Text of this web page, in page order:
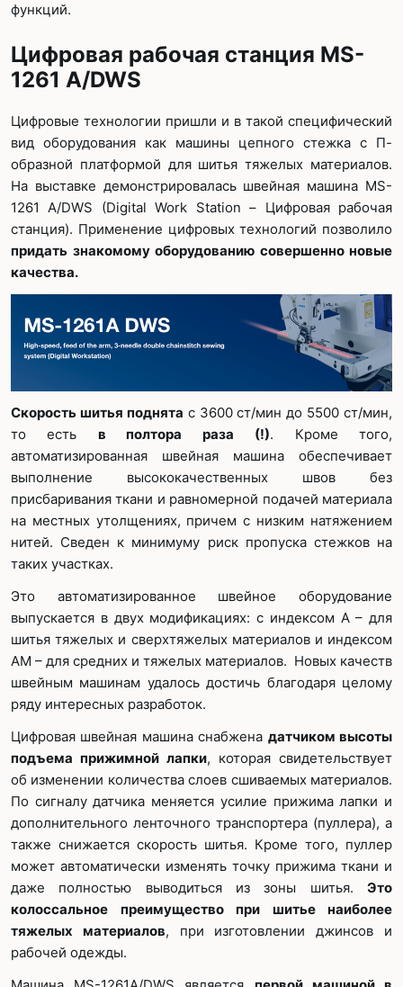
функций.
Цифровая рабочая станция MS-
1261 A/DWS
Цифровые технологии пришли и в такой специфический
вид оборудования как машины цепного стежка с П-
образной платформой для шитья тяжелых материалов.
На выставке демонстрировалась швейная машина MS-
1261 A/DWS (Digital Work Station – Цифровая рабочая
станция). Применение цифровых технологий позволило
придать знакомому оборудованию совершенно новые
качества.
Скорость шитья поднята с 3600 ст/мин до 5500 ст/мин,
то есть в полтора раза (!). Кроме того,
автоматизированная швейная машина обеспечивает
выполнение высококачественных швов без
присбаривания ткани и равномерной подачей материала
на местных утолщениях, причем с низким натяжением
нитей. Сведен к минимуму риск пропуска стежков на
таких участках.
Это автоматизированное швейное оборудование
выпускается в двух модификациях: с индексом А – для
шитья тяжелых и сверхтяжелых материалов и индексом
АМ – для средних и тяжелых материалов. Новых качеств
швейным машинам удалось достичь благодаря целому
ряду интересных разработок.
Цифровая швейная машина снабжена датчиком высоты
подъема прижимной лапки, которая свидетельствует
об изменении количества слоев сшиваемых материалов.
По сигналу датчика меняется усилие прижима лапки и
дополнительного ленточного транспортера (пуллера), а
также снижается скорость шитья. Кроме того, пуллер
может автоматически изменять точку прижима ткани и
даже полностью выводиться из зоны шитья. Это
колоссальное преимущество при шитье наиболее
тяжелых материалов, при изготовлении джинсов и
рабочей одежды.